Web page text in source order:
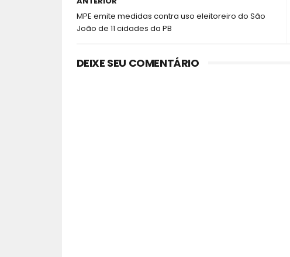
MPE emite medidas contra uso eleitoreiro do São
João de 11 cidades da PB
DEIXE SEU COMENTÁRIO